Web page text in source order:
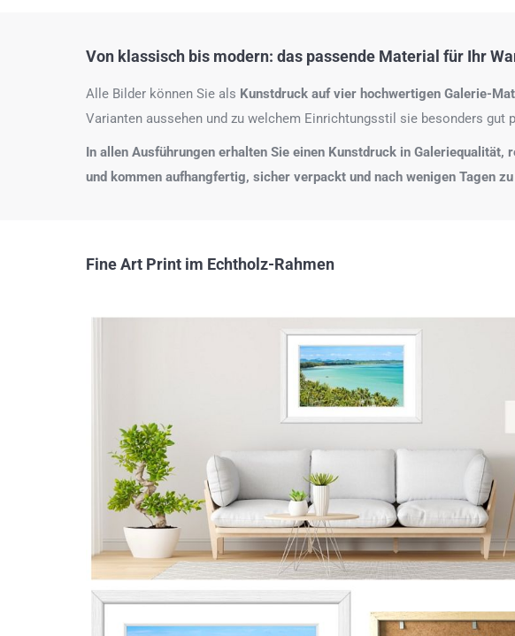
Von klassisch bis modern: das passende Material für Ihr
Alle Bilder können Sie als Kunstdruck auf vier hochwertigen Galerie-
Varianten aussehen und zu welchem Einrichtungsstil sie besonders gut
In allen Ausführungen erhalten Sie einen Kunstdruck in
und kommen aufhangfertig, sicher verpackt und nach wenigen Tagen
Fine Art Print im Echtholz-Rahmen